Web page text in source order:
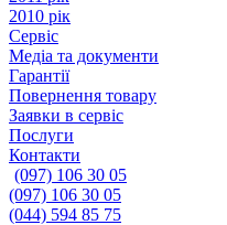
2010 рік
Сервіс
Медіа та документи
Гарантії
Повернення товару
Заявки в сервіс
Послуги
Контакти
(097) 106 30 05
(097) 106 30 05
(044) 594 85 75